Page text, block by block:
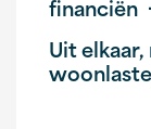
financiën
Uit